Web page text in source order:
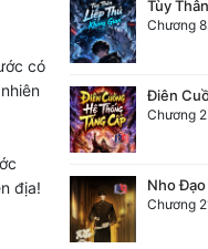
có
địa!
Tùy
Chương
Điên
Chương
Nho
Chương